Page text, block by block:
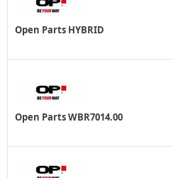
Open Parts HYBRID
Open Parts WBR7014.00